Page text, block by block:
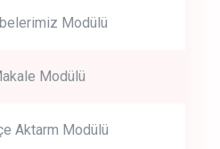
Modülü
Modülü
Aktarm Modülü